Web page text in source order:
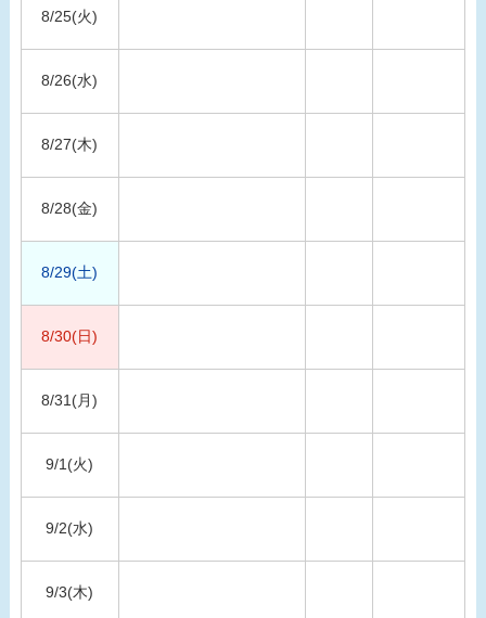
8/25(火)
8/26(水)
8/27(木)
8/28(金)
8/29(土)
8/30(日)
8/31(月)
9/1(火)
9/2(水)
9/3(木)